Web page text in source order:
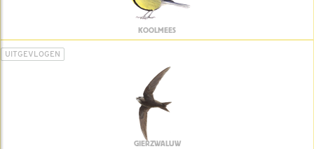
KOOLMEES
UITGEVLOGEN
GIERZWALUW